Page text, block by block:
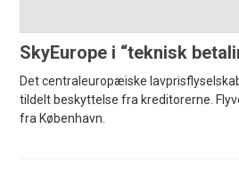
SkyEurope i “teknisk
Det centraleuropæiske
tildelt beskyttelse fra kreditorerne.
fra København.